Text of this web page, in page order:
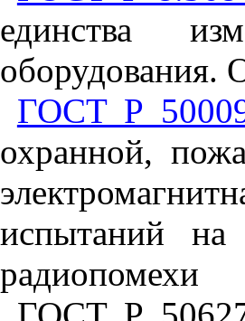
единства
оборудования.
ГОСТ Р
охранной,
испытаний на
радиопомехи